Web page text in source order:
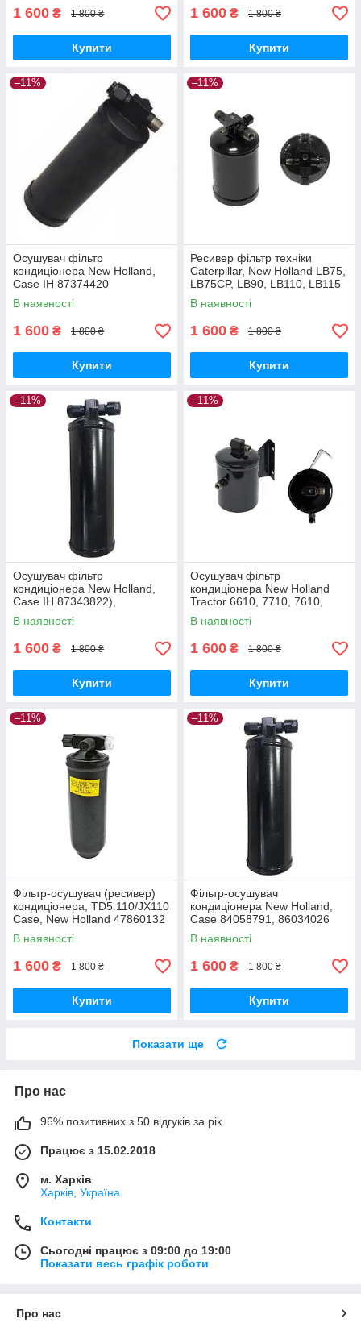
1 600 ₴ 1 800 ₴
Купити
1 600 ₴ 1 800 ₴
Купити
–11%
Осушувач фільтр
кондиціонера New Holland,
Case IH 87374420
Вертикальний
TC5080/CSX7080/CX/CS
В наявності
1 600 ₴ 1 800 ₴
Купити
–11%
Ресивер фільтр техніки
Caterpillar, New Holland LB75,
LB75CP, LB90, LB110, LB115
85812095, 6674235, 6680311
В наявності
1 600 ₴ 1 800 ₴
Купити
–11%
Осушувач фільтр
кондиціонера New Holland,
Case IH 87343822),
T7060/Puma210 | 47446235
Вертикальний
В наявності
1 600 ₴ 1 800 ₴
Купити
–11%
Осушувач фільтр
кондиціонера New Holland
Tractor 6610, 7710, 7610,
5610, 6710, 5900 (1901067,
11607441)
В наявності
1 600 ₴ 1 800 ₴
Купити
–11%
Фільтр-осушувач (ресивер)
кондиціонера, TD5.110/JX110
Case, New Holland 47860132
В наявності
1 600 ₴ 1 800 ₴
Купити
–11%
Фільтр-осушувач
кондиціонера New Holland,
Case 84058791, 86034026
В наявності
1 600 ₴ 1 800 ₴
Купити
Показати ще
Про нас
96% позитивних з 50 відгуків за рік
Працює з 15.02.2018
м. Харків
Харків, Україна
Контакти
Сьогодні працює з 09:00 до 19:00
Показати весь графік роботи
Про нас